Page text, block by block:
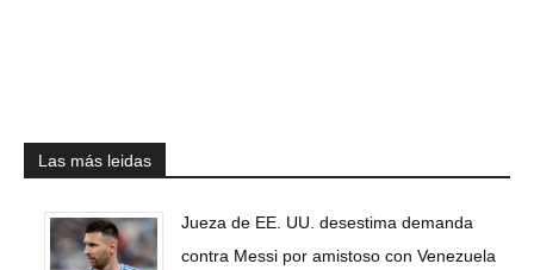
Las más leidas
Jueza de EE. UU. desestima demanda
contra Messi por amistoso con Venezuela